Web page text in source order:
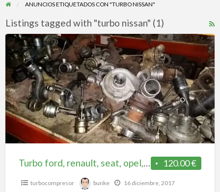
ANUNCIOS ETIQUETADOS CON "TURBO NISSAN"
Listings tagged with "turbo nissan" (1)
Turbo
ford,
renault,
seat,
opel,
Madrid
–
san
martin
vega
120.00 €
Turbo ford, renault, seat, opel, Madrid – san martin de la vega
turbocompresor bunke 16 diciembre, 2017